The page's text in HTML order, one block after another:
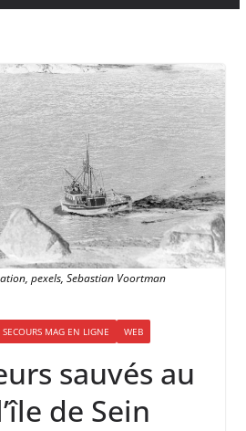
pexels, Sebastian Voortman
SECOURS MAG EN LIGNE WEB
sauvés au
de Sein